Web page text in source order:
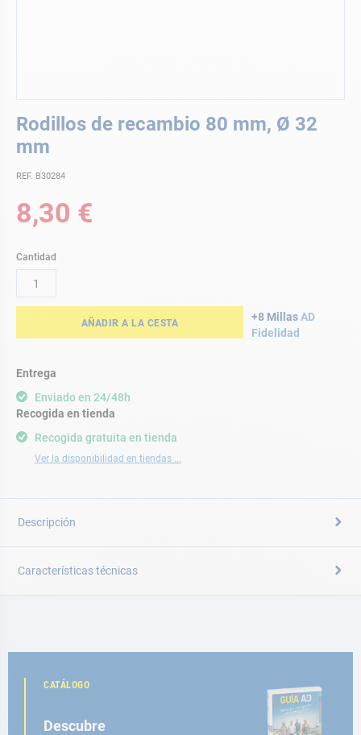
Rodillos de recambio 80 mm, Ø 32
mm
REF. B30284
8,30 €
Cantidad
AÑADIR A LA CESTA +8 MillasAD
Fidelidad
Entrega
Enviado en 24/48h
Recogida gratuita en tienda
Ver la disponibilidad en tiendas ...
Recogida en tienda
al
de
la
de
imágenes
Descripción
Características técnicas
CATÁLOGO
Descubre